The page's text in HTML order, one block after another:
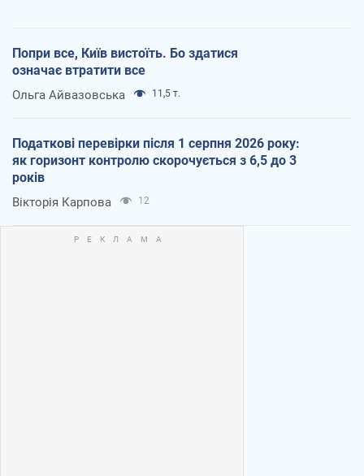
Попри все, Київ вистоїть. Бо здатися
означає втратити все
Ольга Айвазовська 11,5 т.
Податкові перевірки після 1 серпня 2026 року:
як горизонт контролю скорочується з 6,5 до 3
років
Вікторія Карпова 12